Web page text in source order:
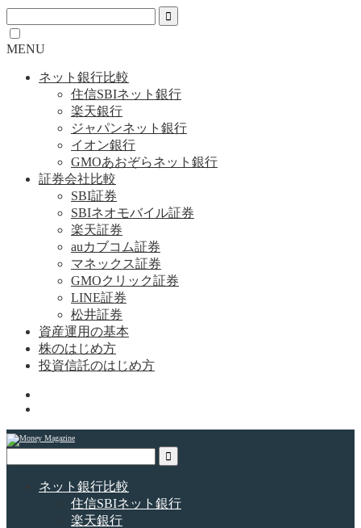
MENU
ネット銀行比較
住信SBIネット銀行
楽天銀行
ジャパンネット銀行
イオン銀行
GMOあおぞらネット銀行
証券会社比較
SBI証券
SBIネオモバイル証券
楽天証券
auカブコム証券
マネックス証券
GMOクリック証券
LINE証券
松井証券
資産運用の基本
株のはじめ方
投資信託のはじめ方
ネット銀行比較
住信SBIネット銀行
楽天銀行